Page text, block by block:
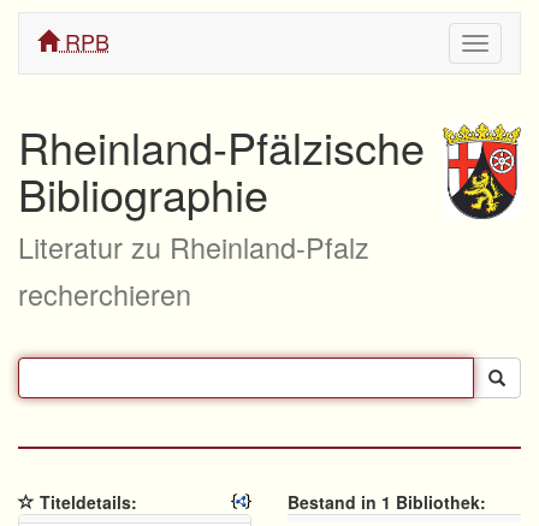
ein/
RPB
Rheinland-Pfälzische
Bibliographie
Literatur zu Rheinland-Pfalz
recherchieren
Titeldetails:
Bestand in 1 Bibliothek: